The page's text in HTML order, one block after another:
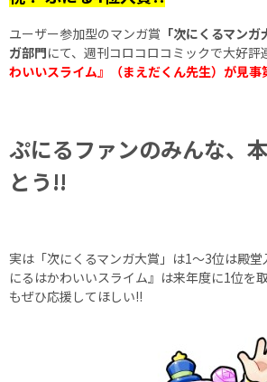
ユーザー参加型のマンガ賞 「次にくるマン
ガ部門にて、週刊コロコロコミックで大好評
わいいスライム』（まえだくん先生）が見事
ぷにるファンのみんな、
とう!!
実は「次にくるマンガ大賞」は1～3位は殿
にるはかわいいスライム』は来年度に1位
もぜひ応援してほしい!!